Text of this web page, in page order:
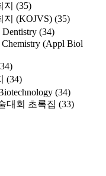
(35)
지 (KOJVS) (35)
Dentistry (34)
(Appl Biol
(34)
(34)
대회 초록집 (33)